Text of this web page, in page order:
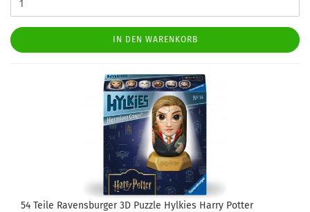
IN DEN WARENKORB
54 Teile Ravensburger 3D Puzzle Hylkies Harry Potter